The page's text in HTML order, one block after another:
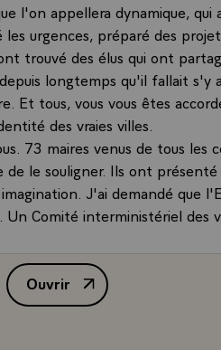
l'on appellera dynamique, qui
urgences, préparé des
trouvé des élus qui ont
longtemps qu'il fallait s'y
Et tous, vous vous êtes
des vraies villes.
73 maires venus de tous les
le souligner. Ils ont
J'ai demandé que
Comité interministériel des
89, a donc agi, bousculé
et je l'ai toujours encouragée
Ouvrir
Allocution de M. François